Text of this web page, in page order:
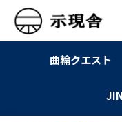
曲輪クエスト